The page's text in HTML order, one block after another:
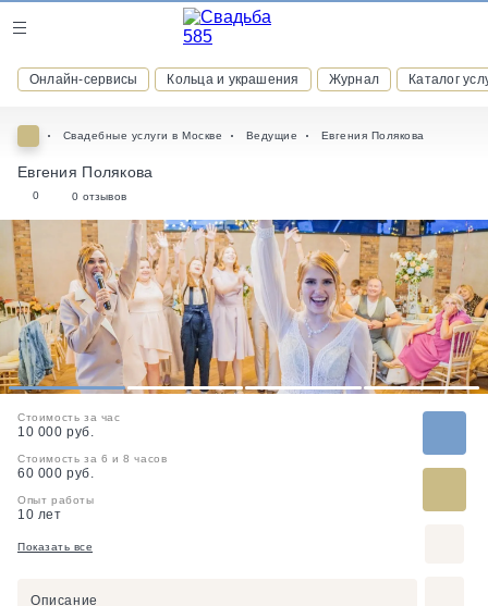
Онлайн-сервисы Кольца и украшения Журнал Каталог
ВСТУПАЙТЕ В КЛУБ ПРИВИЛЕГИЙ
присоединяйтесь к закрытому сообществу и получайте
скидки и бонусы за участие
РЕГИСТРАЦИЯ
Свадебные услуги в Москве Ведущие Евгения Полякова
Евгения Полякова
0 0 отзывов
1 2 3 4
Стоимость за час
10 000 руб.
Стоимость за 6 и 8 часов
60 000 руб.
Опыт работы
10 лет
Показать все
Описание